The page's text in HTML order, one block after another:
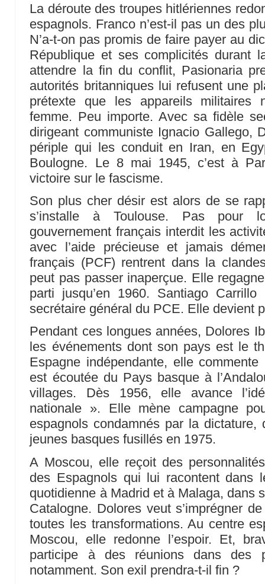
La déroute des troupes hitlériennes
espagnols. Franco n’est-il pas un des
N’a-t-on pas promis de faire payer au
République et ses complicités durant
attendre la fin du conflit, Pasionaria
autorités britanniques lui refusent une
prétexte que les appareils militaires
femme. Peu importe. Avec sa fidèle
dirigeant communiste Ignacio Gallego,
périple qui les conduit en Iran, en
Boulogne. Le 8 mai 1945, c’est à
victoire sur le fascisme.
Son plus cher désir est alors de se
s’installe à Toulouse. Pas pour
gouvernement français interdit les
avec l’aide précieuse et jamais
français (PCF) rentrent dans la
peut pas passer inaperçue. Elle
parti jusqu’en 1960. Santiago
secrétaire général du PCE. Elle devient
Pendant ces longues années, Dolores
les événements dont son pays est le
Espagne indépendante, elle
est écoutée du Pays basque à
villages. Dès 1956, elle avance
nationale ». Elle mène campagne
espagnols condamnés par la
jeunes basques fusillés en 1975.
A Moscou, elle reçoit des
des Espagnols qui lui racontent dans
quotidienne à Madrid et à Malaga, dans
Catalogne. Dolores veut s’imprégner
toutes les transformations. Au centre
Moscou, elle redonne l’espoir. Et,
participe à des réunions dans des
notamment. Son exil prendra-t-il fin ?